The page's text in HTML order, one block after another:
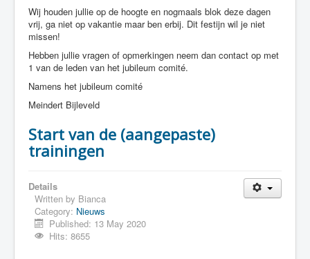
Wij houden jullie op de hoogte en nogmaals blok deze dagen
vrij, ga niet op vakantie maar ben erbij. Dit festijn wil je niet
missen!
Hebben jullie vragen of opmerkingen neem dan contact op met
1 van de leden van het jubileum comité.
Namens het jubileum comité
Meindert Bijleveld
Start van de (aangepaste)
trainingen
Details
Written by Bianca
Category: Nieuws
Published: 13 May 2020
Hits: 8655